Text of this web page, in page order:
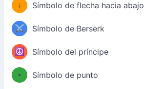
↓ Símbolo de flecha hacia abajo
⚔️ Símbolo de Berserk
☮️ Símbolo del príncipe
• Símbolo de punto